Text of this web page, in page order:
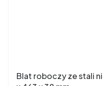
Blat roboczy ze stali